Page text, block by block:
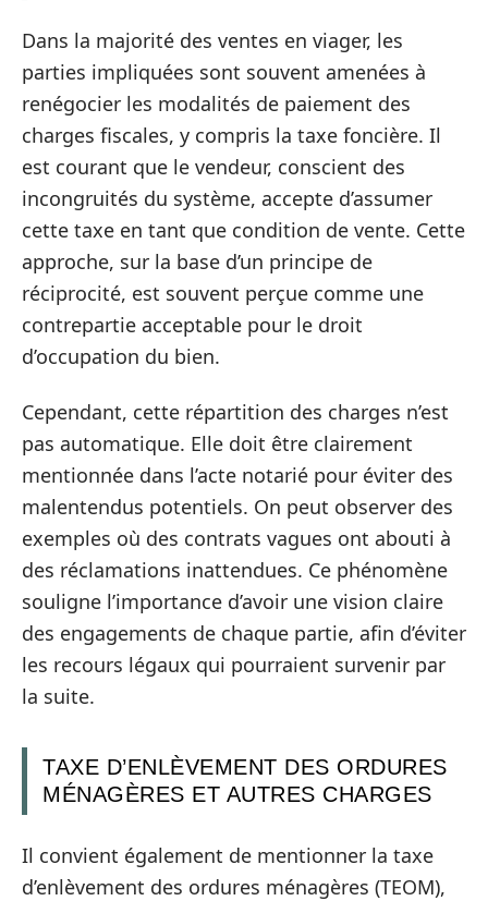
Dans la majorité des ventes en viager, les
parties impliquées sont souvent amenées à
renégocier les modalités de paiement des
charges fiscales, y compris la taxe foncière. Il
est courant que le vendeur, conscient des
incongruités du système, accepte d’assumer
cette taxe en tant que condition de vente. Cette
approche, sur la base d’un principe de
réciprocité, est souvent perçue comme une
contrepartie acceptable pour le droit
d’occupation du bien.
Cependant, cette répartition des charges n’est
pas automatique. Elle doit être clairement
mentionnée dans l’acte notarié pour éviter des
malentendus potentiels. On peut observer des
exemples où des contrats vagues ont abouti à
des réclamations inattendues. Ce phénomène
souligne l’importance d’avoir une vision claire
des engagements de chaque partie, afin d’éviter
les recours légaux qui pourraient survenir par
la suite.
TAXE D’ENLÈVEMENT DES ORDURES
MÉNAGÈRES ET AUTRES CHARGES
Il convient également de mentionner la taxe
d’enlèvement des ordures ménagères (TEOM),